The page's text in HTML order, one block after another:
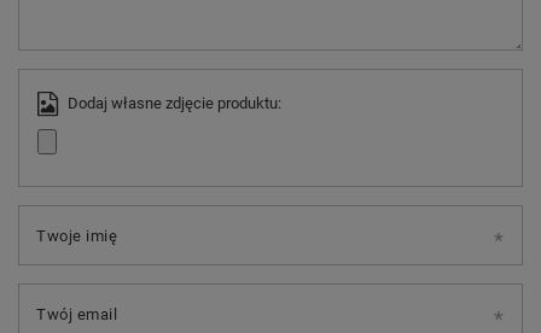
Dodaj własne zdjęcie produktu:
Twoje imię
Twój email